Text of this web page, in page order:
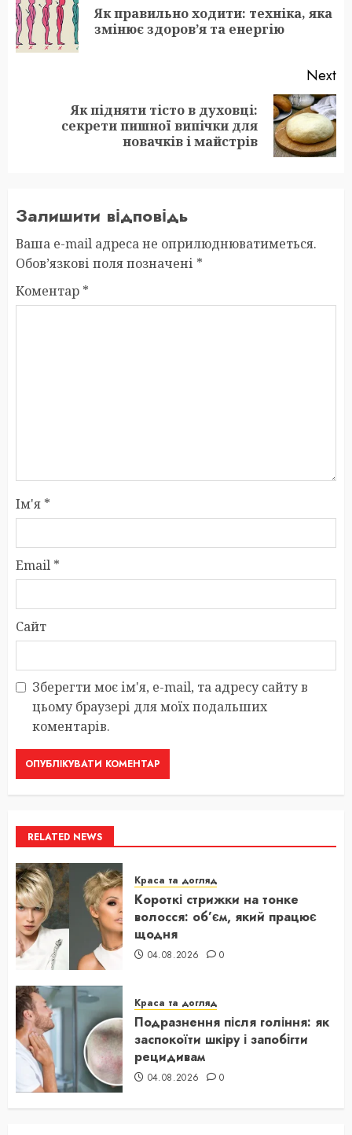
Як правильно ходити: техніка, яка
змінює здоров’я та енергію
Next
Як підняти тісто в духовці:
секрети пишної випічки для
новачків і майстрів
Залишити відповідь
Ваша e-mail адреса не оприлюднюватиметься.
Обов’язкові поля позначені *
Коментар *
Ім'я *
Email *
Сайт
Зберегти моє ім'я, e-mail, та адресу сайту в
цьому браузері для моїх подальших
коментарів.
RELATED NEWS
Краса та догляд
Короткі стрижки на тонке
волосся: об’єм, який працює
щодня
04.08.2026 0
Краса та догляд
Подразнення після гоління: як
заспокоїти шкіру і запобігти
рецидивам
04.08.2026 0